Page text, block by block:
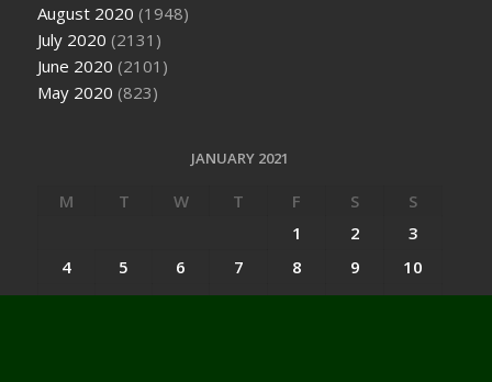
August 2020 (1948)
July 2020 (2131)
June 2020 (2101)
May 2020 (823)
JANUARY 2021
M T W T F S
S
1
2
3
4
5 6 7 8 9
10
11
12 13 14 15 16
17